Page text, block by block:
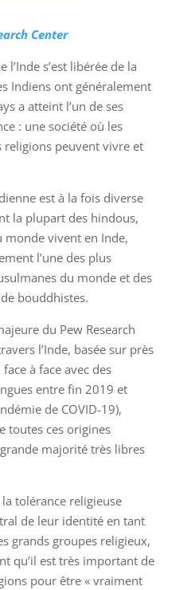
Center
l’Inde s’est libérée de la
Indiens ont généralement
a atteint l’un de ses
: une société où les
religions peuvent vivre et
est à la fois diverse
la plupart des hindous,
monde vivent en Inde,
l’une des plus
du monde et des
bouddhistes.
du Pew Research
l’Inde, basée sur près
à face avec des
entre fin 2019 et
de COVID-19),
toutes ces origines
majorité très libres
tolérance religieuse
de leur identité en tant
grands groupes religieux,
qu’il est très important de
pour être « vraiment